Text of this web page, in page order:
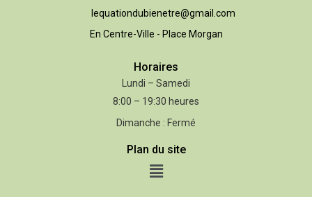
lequationdubienetre@gmail.com
En Centre-Ville - Place Morgan
Horaires
Lundi – Samedi
8:00 – 19:30 heures
Dimanche : Fermé
Plan du site